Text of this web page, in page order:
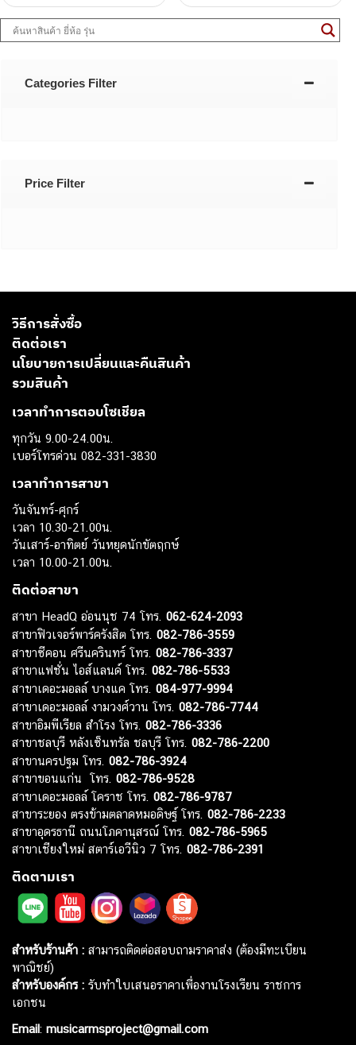
Categories Filter
Price Filter
วิธีการสั่งซื้อ
ติดต่อเรา
นโยบายการเปลี่ยนและคืนสินค้า
รวมสินค้า
เวลาทำการตอบโซเชียล
ทุกวัน 9.00-24.00น.
เบอร์โทรด่วน 082-331-3830
เวลาทำการสาขา
วันจันทร์-ศุกร์
เวลา 10.30-21.00น.
วันเสาร์-อาทิตย์ วันหยุดนักขัตฤกษ์
เวลา 10.00-21.00น.
ติดต่อสาขา
สาขา HeadQ อ่อนนุช 74 โทร. 062-624-2093
สาขาฟิวเจอร์พาร์ครังสิต โทร. 082-786-3559
สาขาซีคอน ศรีนครินทร์ โทร. 082-786-3337
สาขาแฟชั่น ไอส์แลนด์ โทร. 082-786-5533
สาขาเดอะมอลล์ บางแค โทร. 084-977-9994
สาขาเดอะมอลล์ งามวงศ์วาน โทร. 082-786-7744
สาขาอิมพีเรียล สำโรง โทร. 082-786-3336
สาขาชลบุรี หลังเซ็นทรัล ชลบุรี โทร. 082-786-2200
สาขานครปฐม โทร. 082-786-3924
สาขาขอนแก่น โทร. 082-786-9528
สาขาเดอะมอลล์ โคราช โทร. 082-786-9787
สาขาระยอง ตรงข้ามตลาดหมอดิษฐ์ โทร. 082-786-2233
สาขาอุดรธานี ถนนโภคานุสรณ์ โทร. 082-786-5965
สาขาเชียงใหม่ สตาร์เอวีนิว 7 โทร. 082-786-2391
ติดตามเรา
สำหรับร้านค้า : สามารถติดต่อสอบถามราคาส่ง (ต้องมีทะเบียน
พาณิชย์)
สำหรับองค์กร : รับทำใบเสนอราคาเพื่องานโรงเรียน ราชการ
เอกชน
Email: musicarmsproject@gmail.com